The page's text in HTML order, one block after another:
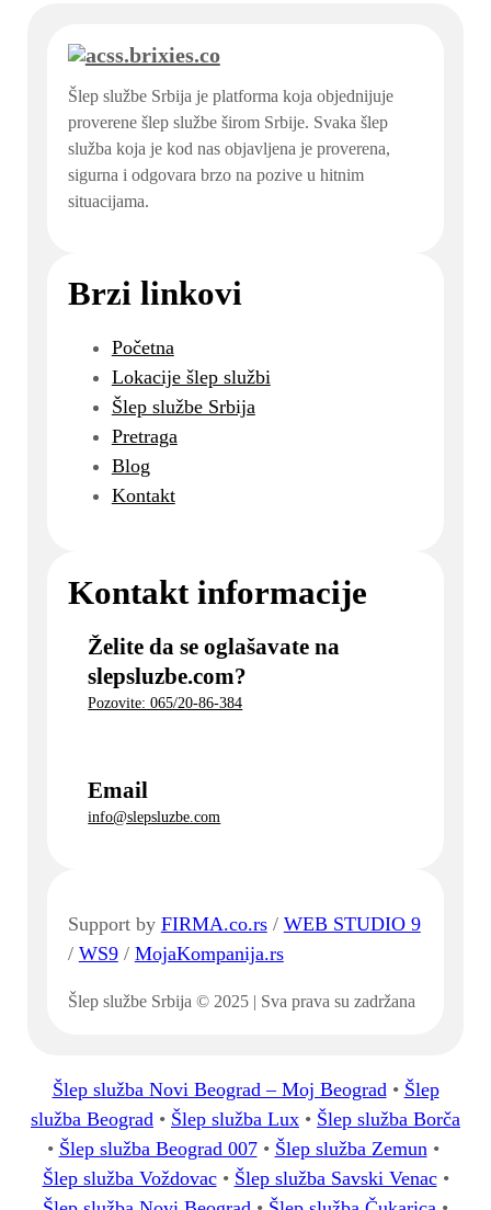
Šlep službe Srbija je platforma koja objednijuje
proverene šlep službe širom Srbije. Svaka šlep
služba koja je kod nas objavljena je proverena,
sigurna i odgovara brzo na pozive u hitnim
situacijama.
Brzi linkovi
Početna
Lokacije šlep službi
Šlep službe Srbija
Pretraga
Blog
Kontakt
Kontakt informacije
Želite da se oglašavate na
slepsluzbe.com?
Pozovite: 065/20-86-384
Email
info@slepsluzbe.com
Šlep službe Srbija © 2025 | Sva prava su zadržana
Support by FIRMA.co.rs/ WEB STUDIO 9
/ WS9/ MojaKompanija.rs
Šlep služba Novi Beograd – Moj Beograd• Šlep
služba Beograd • Šlep služba Lux • Šlep služba Borča
• Šlep služba Beograd 007• Šlep služba Zemun•
Šlep služba Voždovac• Šlep služba Savski Venac•